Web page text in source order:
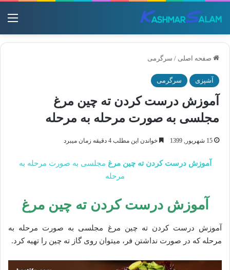
صفحه اصلی / سرگرمی
آشپزی سرگرمی
آموزش درست کردن ته چین مرغ
مجلسی به صورت مرحله به مرحله
15 شهریور, 1399 خواندن این مطلب 4 دقیقه زمان میبرد
آموزش درست کردن ته چین مرغ مجلسی به صورت مرحله به
مرحله
آموزش درست کردن ته چین مرغ
آموزش درست کردن ته چین مرغ مجلسی به صورت مرحله به
مرحله که در صورت نداشتن فر، میتوان روی گاز ته چین را تهیه کرد.